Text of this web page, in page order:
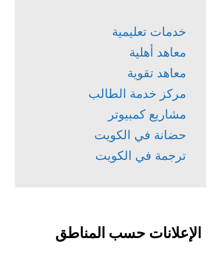
خدمات تعليمية
معاهد أهلية
معاهد تقوية
مركز خدمة الطالب
مشاريع كمبيوتر
حضانة في الكويت
ترجمة في الكويت
الإعلانات حسب المناطق